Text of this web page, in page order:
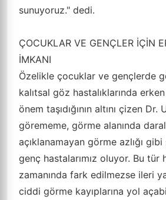
sunuyoruz." dedi.
ÇOCUKLAR VE GENÇLER İÇİN
İMKANI
Özelikle çocuklar ve gençlerde
kalıtsal göz hastalıklarında
önem taşıdığının altını çizen Dr.
görememe, görme alanında
açıklanamayan görme azlığı
genç hastalarımız oluyor. Bu tür
zamanında fark edilmezse ileri
ciddi görme kayıplarına yol